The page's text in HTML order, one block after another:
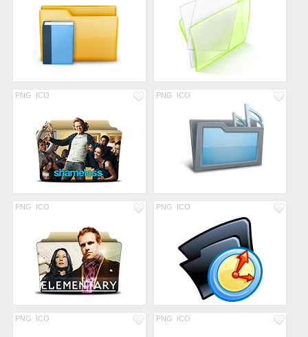
PNG ICO PNG ICO
PNG ICO PNG ICO
PNG ICO PNG ICO